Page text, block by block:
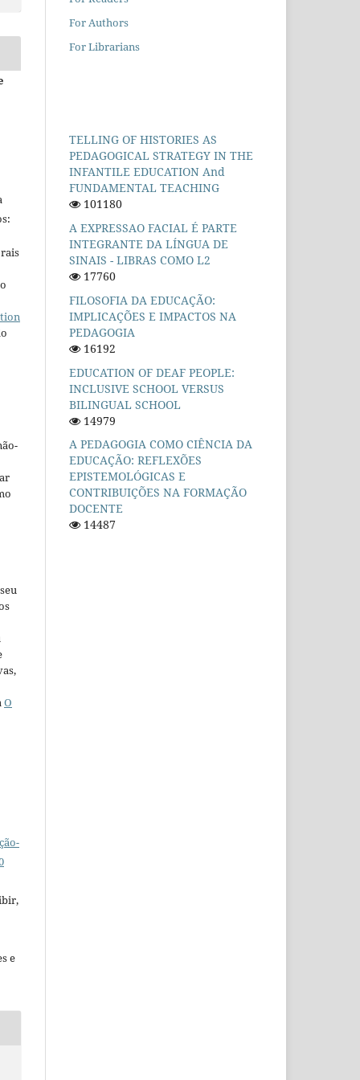
O
e
For Authors
For Librarians
TELLING OF HISTORIES AS
PEDAGOGICAL STRATEGY IN THE
INFANTILE EDUCATION And
FUNDAMENTAL TEACHING
101180
A EXPRESSAO FACIAL É PARTE
INTEGRANTE DA LÍNGUA DE
SINAIS - LIBRAS COMO L2
17760
FILOSOFIA DA EDUCAÇÃO:
IMPLICAÇÕES E IMPACTOS NA
PEDAGOGIA
16192
EDUCATION OF DEAF PEOPLE:
INCLUSIVE SCHOOL VERSUS
BILINGUAL SCHOOL
14979
A PEDAGOGIA COMO CIÊNCIA DA
EDUCAÇÃO: REFLEXÕES
EPISTEMOLÓGICAS E
CONTRIBUIÇÕES NA FORMAÇÃO
DOCENTE
14487